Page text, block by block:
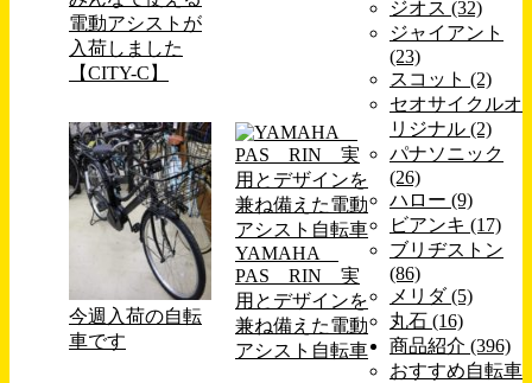
電動アシストが
入荷しました
【CITY-C】
今週入荷の自転
車です
YAMAHA
PAS RIN 実
用とデザインを
兼ね備えた電動
アシスト自転車
ジオス (32)
ジャイアント
(23)
スコット (2)
セオサイクルオ
リジナル (2)
パナソニック
(26)
ハロー (9)
ビアンキ (17)
ブリヂストン
(86)
メリダ (5)
丸石 (16)
商品紹介 (396)
おすすめ自転車